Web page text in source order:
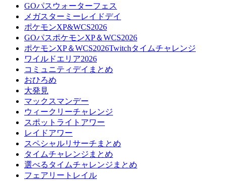
GOパスウォーターフェス
メガスターミーレイドデイ
ポケモンXP&WCS2026
GOパスポケモンXP＆WCS2026
ポケモンXP＆WCS2026Twitchタイムチャレンジ
ワイルドエリア2026
コミュニティデイまとめ
おひろめ
大発見
マックスマンデー
ウィークリーチャレンジ
スポットライトアワー
レイドアワー
スペシャルリサーチまとめ
タイムチャレンジまとめ
選べるタイムチャレンジまとめ
フェアリートレイル